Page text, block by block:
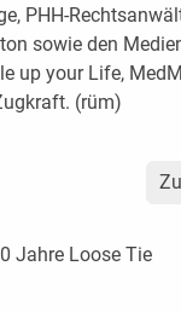
PHH-
sowie den
up your Life,
(rüm)
Jahre Loose Tie